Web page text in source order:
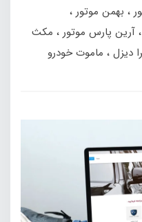
بهمن‌ موتور
آرین پارس موتور
مکث
دیزل ماموت خودرو